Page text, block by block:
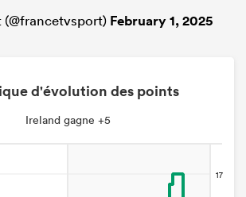
February 1, 2025
d'évolution des points
Ireland gagne +5